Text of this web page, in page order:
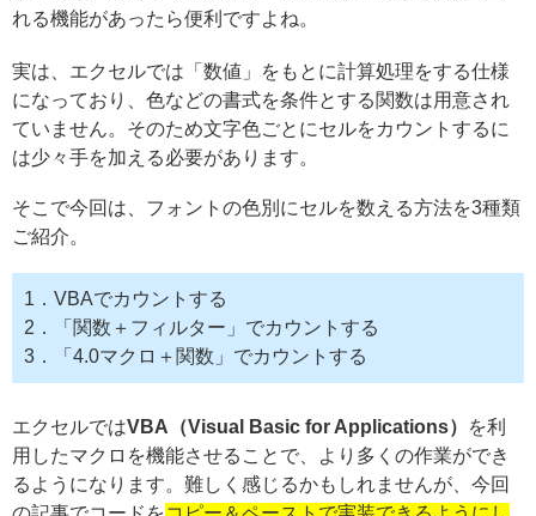
れる機能があったら便利ですよね。
実は、エクセルでは「数値」をもとに計算処理をする仕様
になっており、色などの書式を条件とする関数は用意され
ていません。そのため文字色ごとにセルをカウントするに
は少々手を加える必要があります。
そこで今回は、フォントの色別にセルを数える方法を3種類
ご紹介。
1．VBAでカウントする
2．「関数＋フィルター」でカウントする
3．「4.0マクロ＋関数」でカウントする
エクセルではVBA（Visual Basic for Applications）
を利
用したマクロを機能させることで、より多くの作業ができ
るようになります。難しく感じるかもしれませんが、今回